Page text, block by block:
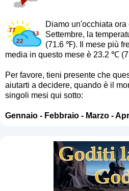
Diamo un'occhiata
Settembre, la
(71.6 ℉). Il mese più
media in questo mese è 23.2 ℃
Per favore, tieni presente che
aiutarti a decidere, quando è il
singoli mesi qui sotto:
Gennaio- Febbraio- Marzo-